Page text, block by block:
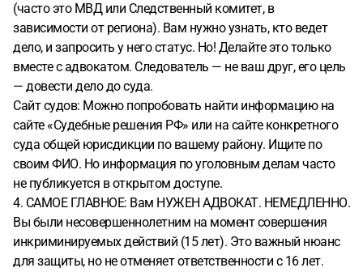
(часто это МВД или Следственный комитет, в
зависимости от региона). Вам нужно узнать, кто ведет
дело, и запросить у него статус. Но! Делайте это только
вместе с адвокатом. Следователь — не ваш друг, его цель
— довести дело до суда.
Сайт судов: Можно попробовать найти информацию на
сайте «Судебные решения РФ» или на сайте конкретного
суда общей юрисдикции по вашему району. Ищите по
своим ФИО. Но информация по уголовным делам часто
не публикуется в открытом доступе.
4. САМОЕ ГЛАВНОЕ: Вам НУЖЕН АДВОКАТ. НЕМЕДЛЕННО.
Вы были несовершеннолетним на момент совершения
инкриминируемых действий (15 лет). Это важный нюанс
для защиты, но не отменяет ответственности с 16 лет.